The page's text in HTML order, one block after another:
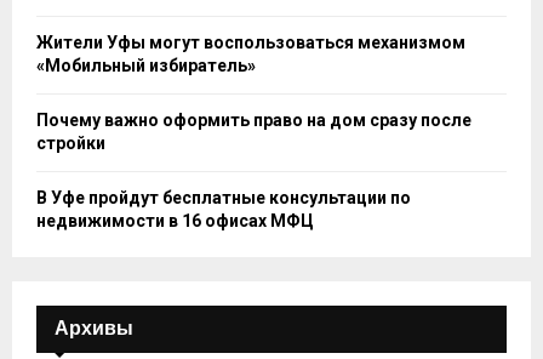
Жители Уфы могут воспользоваться механизмом
«Мобильный избиратель»
Почему важно оформить право на дом сразу после
стройки
В Уфе пройдут бесплатные консультации по
недвижимости в 16 офисах МФЦ
Архивы